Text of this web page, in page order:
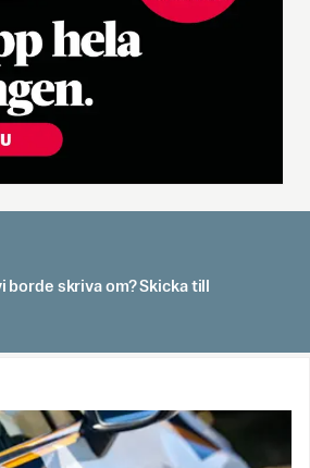
borde skriva om? Skicka till